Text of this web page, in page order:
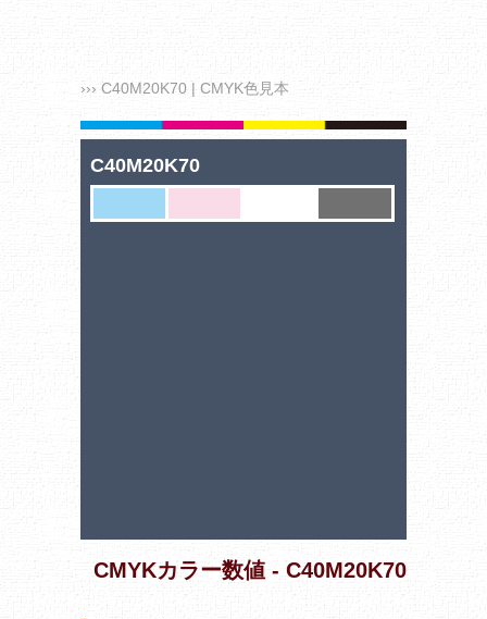
››› C40M20K70 | CMYK色見本
C40M20K70
CMYKカラー数値 - C40M20K70